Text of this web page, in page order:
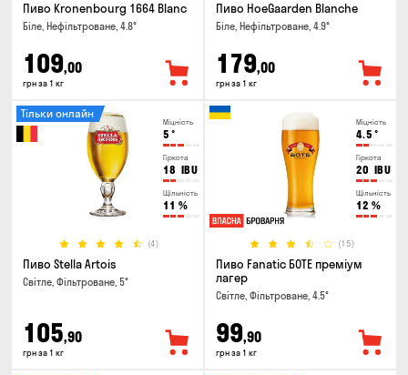
Пиво Kronenbourg 1664 Blanc
Біле, Нефільтроване, 4.8°
109,00
грн за 1 кг
Пиво HoeGaarden Blanche
Біле, Нефільтроване, 4.9°
179,00
грн за 1 кг
Міцність
5 °
Гіркота
18 IBU
Щільність
11 %
(4)
Тільки онлайн
Пиво Stella Artois
Світле, Фільтроване, 5°
105,90
грн за 1 кг
Міцність
4.5 °
Гіркота
20 IBU
Щільність
12 %
(15)
Пиво Fanatic БОТЕ преміум
лагер
Світле, Фільтроване, 4.5°
99,90
грн за 1 кг